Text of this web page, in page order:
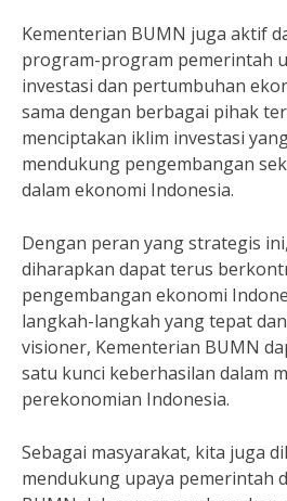
Kementerian BUMN juga aktif
program-program pemerintah
investasi dan pertumbuhan
sama dengan berbagai pihak
menciptakan iklim investasi
mendukung pengembangan
dalam ekonomi Indonesia.
Dengan peran yang strategis
diharapkan dapat terus
pengembangan ekonomi
langkah-langkah yang tepat
visioner, Kementerian BUMN
satu kunci keberhasilan dalam
perekonomian Indonesia.
Sebagai masyarakat, kita juga
mendukung upaya pemerintah